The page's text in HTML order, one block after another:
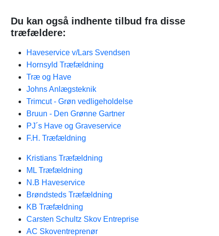
Du kan også indhente tilbud fra disse
træfældere:
Haveservice v/Lars Svendsen
Hornsyld Træfældning
Træ og Have
Johns Anlægsteknik
Trimcut - Grøn vedligeholdelse
Bruun - Den Grønne Gartner
PJ´s Have og Graveservice
F.H. Træfældning
Kristians Træfældning
ML Træfældning
N.B Haveservice
Brøndsteds Træfældning
KB Træfældning
Carsten Schultz Skov Entreprise
AC Skoventreprenør